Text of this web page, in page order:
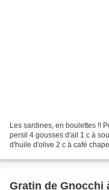
Les sardines, en boulettes !!
persil 4 gousses d'ail 1 c à
d'huile d'olive 2 c à café
Gratin de Gnocchi